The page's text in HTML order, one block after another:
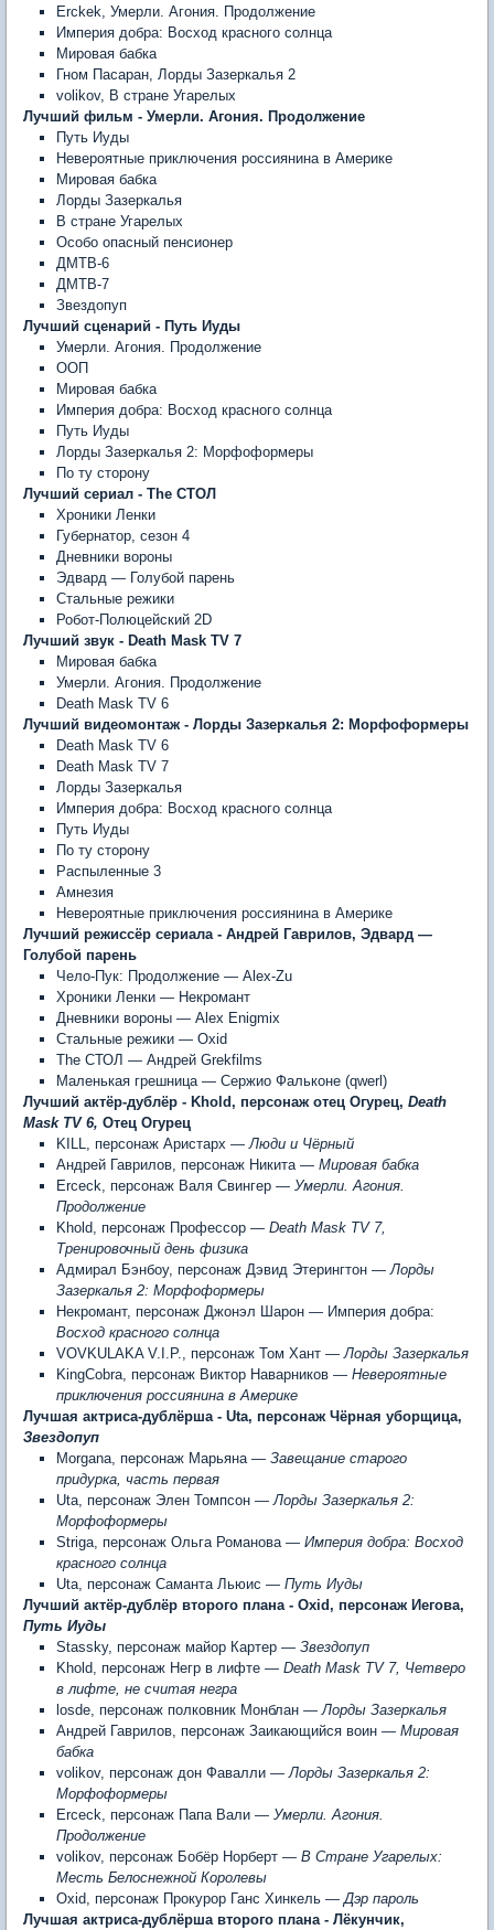
Erckek, Умерли. Агония. Продолжение
Империя добра: Восход красного солнца
Мировая бабка
Гном Пасаран, Лорды Зазеркалья 2
volikov, В стране Угарелых
Лучший фильм - Умерли. Агония. Продолжение
Путь Иуды
Невероятные приключения россиянина в Америке
Мировая бабка
Лорды Зазеркалья
В стране Угарелых
Особо опасный пенсионер
ДМТВ-6
ДМТВ-7
Звездопуп
Лучший сценарий - Путь Иуды
Умерли. Агония. Продолжение
ООП
Мировая бабка
Империя добра: Восход красного солнца
Путь Иуды
Лорды Зазеркалья 2: Морфоформеры
По ту сторону
Лучший сериал - The СТОЛ
Хроники Ленки
Губернатор, сезон 4
Дневники вороны
Эдвард — Голубой парень
Стальные режики
Робот-Полюцейский 2D
Лучший звук - Death Mask TV 7
Мировая бабка
Умерли. Агония. Продолжение
Death Mask TV 6
Лучший видеомонтаж - Лорды Зазеркалья 2: Морфоформеры
Death Mask TV 6
Death Mask TV 7
Лорды Зазеркалья
Империя добра: Восход красного солнца
Путь Иуды
По ту сторону
Распыленные 3
Амнезия
Невероятные приключения россиянина в Америке
Лучший режиссёр сериала - Андрей Гаврилов, Эдвард —
Голубой парень
Чело-Пук: Продолжение — Alex-Zu
Хроники Ленки — Некромант
Дневники вороны — Alex Enigmix
Стальные режики — Oxid
The СТОЛ — Андрей Grekfilms
Маленькая грешница — Сержио Фальконе (qwerl)
Лучший актёр-дублёр - Khold, персонаж отец Огурец, Death
Mask TV 6, Отец Огурец
KILL, персонаж Аристарх —Люди и Чёрный
Андрей Гаврилов, персонаж Никита — Мировая бабка
Erceck, персонаж Валя Свингер — Умерли. Агония.
Продолжение
Khold, персонаж Профессор — Death Mask TV 7,
Тренировочный день физика
Адмирал Бэнбоу, персонаж Дэвид Этерингтон —Лорды
Зазеркалья 2: Морфоформеры
Некромант, персонаж Джонэл Шарон — Империя добра:
Восход красного солнца
VOVKULAKA V.I.P., персонаж Том Хант —Лорды Зазеркалья
KingCobra, персонаж Виктор Наварников — Невероятные
приключения россиянина в Америке
Лучшая актриса-дублёрша - Uta, персонаж Чёрная уборщица,
Звездопуп
Morgana, персонаж Марьяна — Завещание старого
придурка, часть первая
Uta, персонаж Элен Томпсон —Лорды Зазеркалья 2:
Морфоформеры
Striga, персонаж Ольга Романова — Империя добра: Восход
красного солнца
Uta, персонаж Саманта Льюис — Путь Иуды
Лучший актёр-дублёр второго плана - Oxid, персонаж Иегова,
Путь Иуды
Stassky, персонаж майор Картер — Звездопуп
Khold, персонаж Негр в лифте — Death Mask TV 7, Четверо
в лифте, не считая негра
losde, персонаж полковник Монблан —Лорды Зазеркалья
Андрей Гаврилов, персонаж Заикающийся воин — Мировая
бабка
volikov, персонаж дон Фавалли —Лорды Зазеркалья 2:
Морфоформеры
Erceck, персонаж Папа Вали — Умерли. Агония.
Продолжение
volikov, персонаж Бобёр Норберт — В Стране Угарелых:
Месть Белоснежной Королевы
Oxid, персонаж Прокурор Ганс Хинкель —Дэр пароль
Лучшая актриса-дублёршавторого плана - Лёкунчик,